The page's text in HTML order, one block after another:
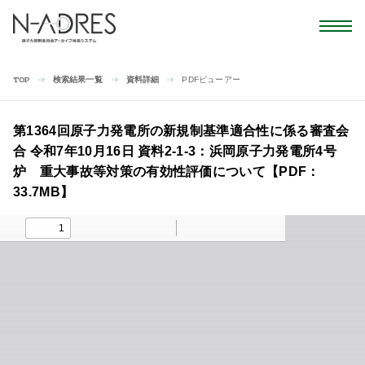
TOP 検索結果一覧 資料詳細 PDFビューアー
第1364回原子力発電所の新規制基準適合性に係る審査会
合 令和7年10月16日 資料2-1-3：浜岡原子力発電所4号
炉 重大事故等対策の有効性評価について【PDF：
33.7MB】